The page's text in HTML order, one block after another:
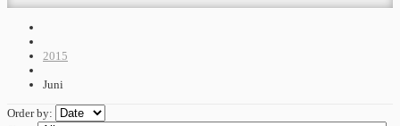
2015
Juni
Order by: